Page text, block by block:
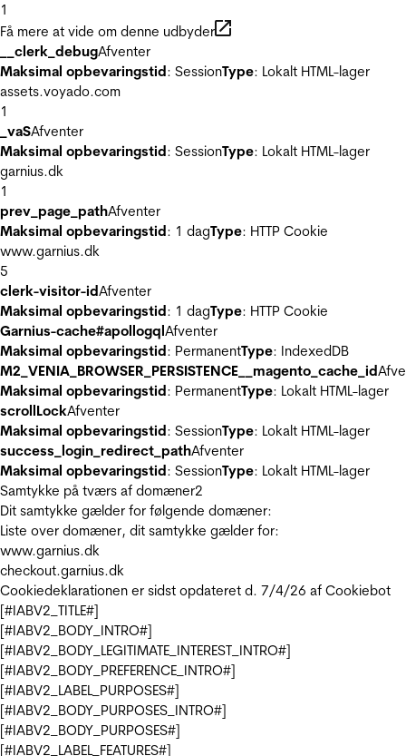
1
Få mere at vide om denne udbyder
__clerk_debugAfventer
Maksimal opbevaringstid: SessionType: Lokalt HTML-lager
assets.voyado.com
1
_vaSAfventer
Maksimal opbevaringstid: SessionType: Lokalt HTML-lager
garnius.dk
1
prev_page_pathAfventer
Maksimal opbevaringstid: 1 dagType: HTTP Cookie
www.garnius.dk
5
clerk-visitor-idAfventer
Maksimal opbevaringstid: 1 dagType: HTTP Cookie
Garnius-cache#apollogqlAfventer
Maksimal opbevaringstid: PermanentType: IndexedDB
M2_VENIA_BROWSER_PERSISTENCE__magento_cache_id
Maksimal opbevaringstid: PermanentType: Lokalt HTML-lager
scrollLockAfventer
Maksimal opbevaringstid: SessionType: Lokalt HTML-lager
success_login_redirect_pathAfventer
Maksimal opbevaringstid: SessionType: Lokalt HTML-lager
Samtykke på tværs af domæner2
Dit samtykke gælder for følgende domæner:
Liste over domæner, dit samtykke gælder for:
www.garnius.dk
checkout.garnius.dk
Cookiedeklarationen er sidst opdateret d. 7/4/26 af Cookiebot
[#IABV2_TITLE#]
[#IABV2_BODY_INTRO#]
[#IABV2_BODY_LEGITIMATE_INTEREST_INTRO#]
[#IABV2_BODY_PREFERENCE_INTRO#]
[#IABV2_LABEL_PURPOSES#]
[#IABV2_BODY_PURPOSES_INTRO#]
[#IABV2_BODY_PURPOSES#]
[#IABV2_LABEL_FEATURES#]